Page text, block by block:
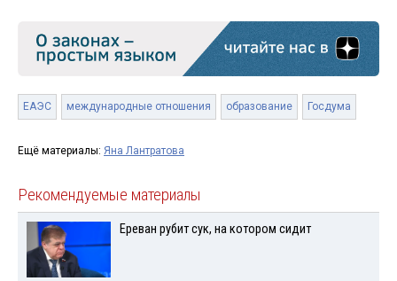
ЕАЭС международные отношения образование Госдума
Ещё материалы: Яна Лантратова
Рекомендуемые материалы
Ереван рубит сук, на котором сидит